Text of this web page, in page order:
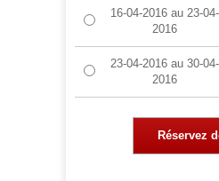
16-04-2016au 23-04-
2016
23-04-2016au 30-04-
2016
Réservez